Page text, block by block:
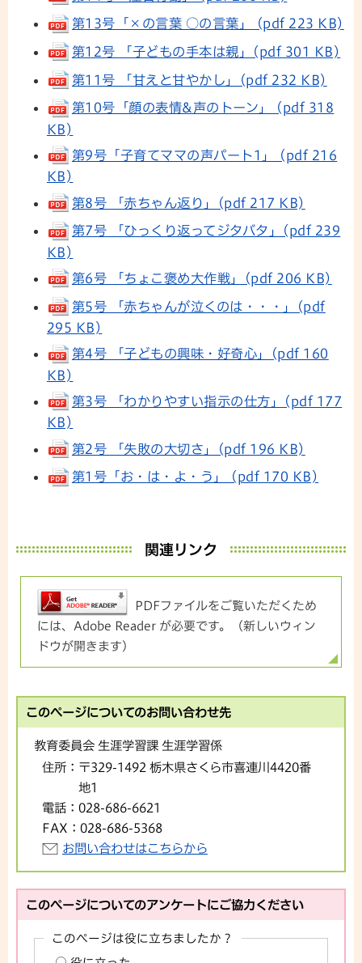
第13号「×の言葉 ○の言葉」 (pdf 223 KB)
第12号 「子どもの手本は親」(pdf 301 KB)
第11号 「甘えと甘やかし」(pdf 232 KB)
第10号「顔の表情&声のトーン」 (pdf 318
KB)
第9号「子育てママの声パート1」 (pdf 216
KB)
第8号 「赤ちゃん返り」(pdf 217 KB)
第7号 「ひっくり返ってジタバタ」(pdf 239
KB)
第6号 「ちょこ褒め大作戦」(pdf 206 KB)
第5号 「赤ちゃんが泣くのは・・・」(pdf
295 KB)
第4号 「子どもの興味・好奇心」(pdf 160
KB)
第3号 「わかりやすい指示の仕方」(pdf 177
KB)
第2号 「失敗の大切さ」(pdf 196 KB)
第1号「お・は・よ・う」 (pdf 170 KB)
関連リンク
PDFファイルをご覧いただくため
には、Adobe Reader が必要です。（新しいウィン
ドウが開きます）
このページについてのお問い合わせ先
教育委員会 生涯学習課 生涯学習係
住所： 〒329-1492 栃木県さくら市喜連川4420番
地1
電話： 028-686-6621
FAX： 028-686-5368
お問い合わせはこちらから
このページについてのアンケートにご協力ください
このページは役に立ちましたか？